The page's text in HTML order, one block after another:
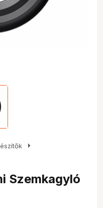
arrow_right
Szemkagyló